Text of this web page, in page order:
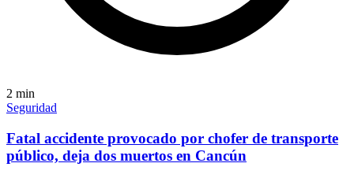
2 min
Seguridad
Fatal accidente provocado por chofer de transporte
público, deja dos muertos en Cancún